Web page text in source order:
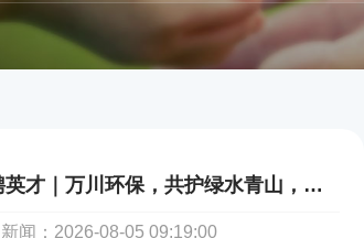
诚聘英才｜万川环保，共护绿水青山，携手共创未来
闻：2026-08-05 09:19:00